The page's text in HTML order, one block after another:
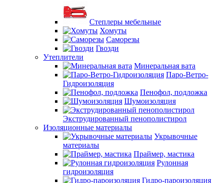
Степлеры мебельные
Хомуты
Саморезы
Гвозди
Утеплители
Минеральная вата
Паро-Ветро-
Гидроизоляция
Пенофол, подложка
Шумоизоляция
Экструдированный пенополистирол
Изоляционные материалы
Укрывочные
материалы
Праймер, мастика
Рулонная
гидроизоляция
Гидро-пароизоляция